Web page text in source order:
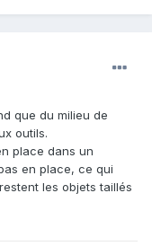
que du milieu de
outils.
place dans un
en place, ce qui
les objets taillés